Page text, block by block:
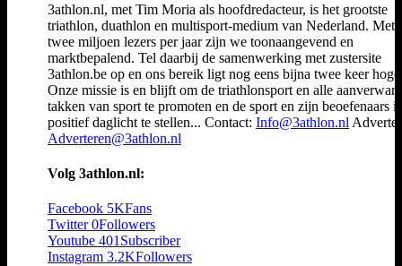
3athlon.nl, met Tim Moria als hoofdredacteur, is het grootste
triathlon, duathlon en multisport-medium van Nederland. Met
twee miljoen lezers per jaar zijn we toonaangevend en
marktbepalend. Tel daarbij de samenwerking met zustersite
3athlon.be op en ons bereik ligt nog eens bijna twee keer
Onze missie is en blijft om de triathlonsport en alle
takken van sport te promoten en de sport en zijn beoefenaars
positief daglicht te stellen... Contact: Info@3athlon.nl
Adverteren@3athlon.nl
Volg 3athlon.nl:
Facebook 5KFans
Twitter 0Followers
Youtube 401Subscriber
Instagram 3.2KFollowers